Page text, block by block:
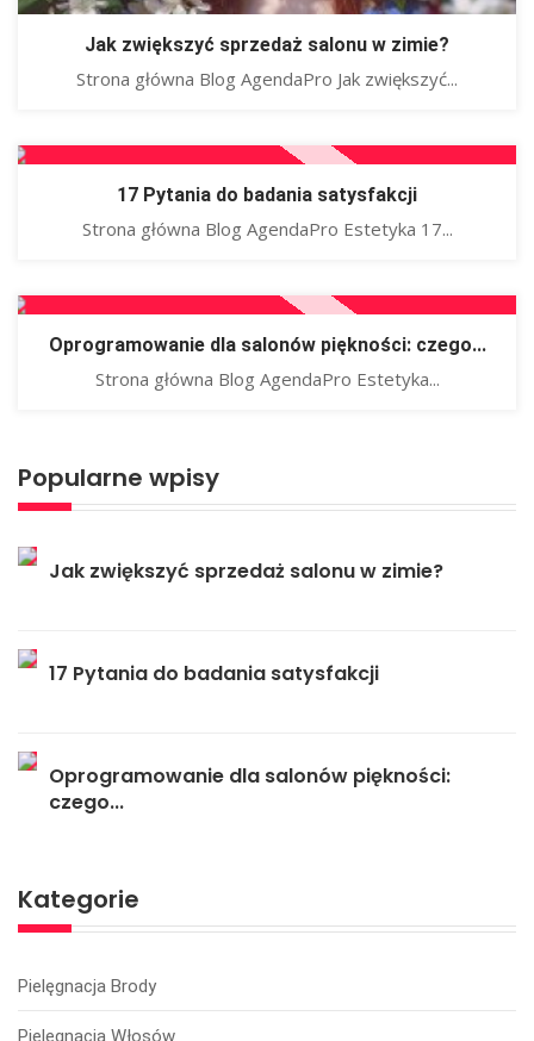
Jak zwiększyć sprzedaż salonu w zimie?
Strona główna Blog AgendaPro Jak zwiększyć...
17 Pytania do badania satysfakcji
Strona główna Blog AgendaPro Estetyka 17...
Oprogramowanie dla salonów piękności: czego...
Strona główna Blog AgendaPro Estetyka...
Popularne wpisy
Jak zwiększyć sprzedaż salonu w zimie?
17 Pytania do badania satysfakcji
Oprogramowanie dla salonów piękności:
czego...
Kategorie
Pielęgnacja Brody